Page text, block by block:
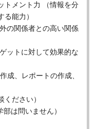
トメント力 （情報を分
能力）
の関係者との高い関係
ットに対して効果的な
成、レポートの作成、
ください）
は問いません）